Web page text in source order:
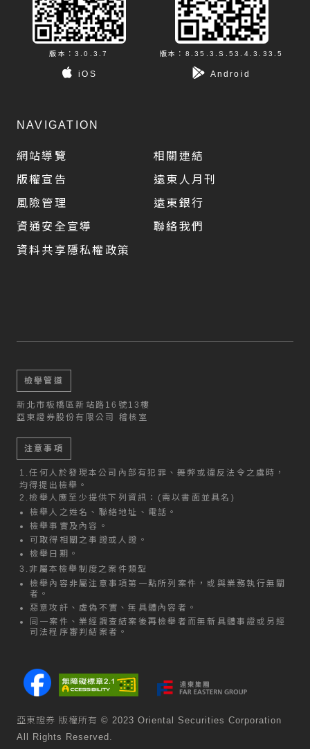
版本：3.0.3.7
iOS
版本：8.35.3.S.53.4.3.33.5
Android
NAVIGATION
網站導覽
版權宣告
風險管理
資通安全宣導
資料共享隱私權政策
相關連結
遠東人月刊
遠東銀行
聯絡我們
檢舉管道
新北市板橋區新站路16號13樓
亞東證券股份有限公司 稽核室
注意事項
1.任何人於發現本公司內部有犯罪、舞弊或違反法令之虞時，
均得提出檢舉。
2.檢舉人應至少提供下列資訊：(需以書面並具名)
檢舉人之姓名、聯絡地址、電話。
檢舉事實及內容。
可取得相關之事證或人證。
檢舉日期。
3.非屬本檢舉制度之案件類型
檢舉內容非屬注意事項第一點所列案件，或與業務執行無關
者。
惡意攻訐、虛偽不實、無具體內容者。
同一案件、業經調查結案後再檢舉者而無新具體事證或另經
司法程序審判結案者。
亞東證券 版權所有 © 2023 Oriental Securities Corporation
All Rights Reserved.